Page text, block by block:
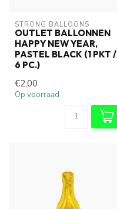
STRONG BALLOONS
OUTLET BALLONNEN
HAPPY NEW YEAR,
PASTEL BLACK (1 PKT /
6 PC.)
€2,00
Op voorraad